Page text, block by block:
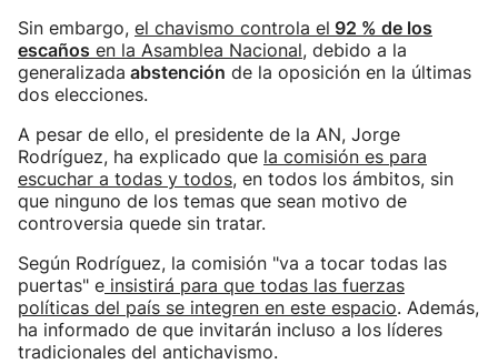
Sin embargo, el chavismo controla el 92 % de los
escaños en la Asamblea Nacional, debido a la
generalizada abstención de la oposición en la últimas
dos elecciones.
A pesar de ello, el presidente de la AN, Jorge
Rodríguez, ha explicado que la comisión es para
escuchar a todas y todos, en todos los ámbitos, sin
que ninguno de los temas que sean motivo de
controversia quede sin tratar.
Según Rodríguez, la comisión "va a tocar todas las
puertas" e insistirá para que todas las fuerzas
políticas del país se integren en este espacio. Además,
ha informado de que invitarán incluso a los líderes
tradicionales del antichavismo.